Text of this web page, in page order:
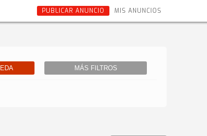
MIS ANUNCIOS
PUBLICAR ANUNCIO
MÁS FILTROS